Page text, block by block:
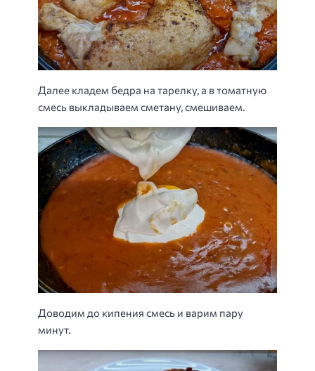
Далее кладем бедра на тарелку, а в томатную
смесь выкладываем сметану, смешиваем.
Доводим до кипения смесь и варим пару
минут.